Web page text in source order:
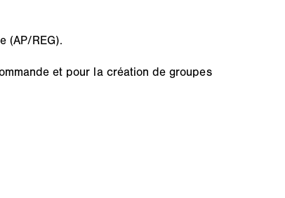
(AP/REG).
et pour la création de groupes